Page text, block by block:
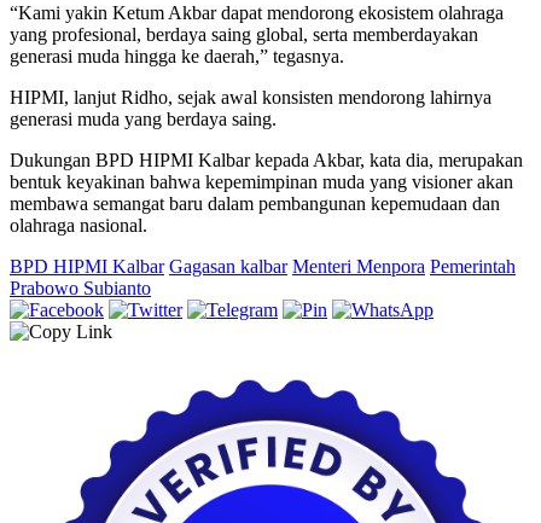
“Kami yakin Ketum Akbar dapat mendorong ekosistem olahraga
yang profesional, berdaya saing global, serta memberdayakan
generasi muda hingga ke daerah,” tegasnya.
HIPMI, lanjut Ridho, sejak awal konsisten mendorong lahirnya
generasi muda yang berdaya saing.
Dukungan BPD HIPMI Kalbar kepada Akbar, kata dia, merupakan
bentuk keyakinan bahwa kepemimpinan muda yang visioner akan
membawa semangat baru dalam pembangunan kepemudaan dan
olahraga nasional.
BPD HIPMI Kalbar Gagasan kalbar Menteri Menpora Pemerintah
Prabowo Subianto